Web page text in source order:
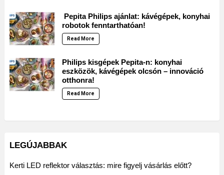
Pepita Philips ajánlat: kávégépek, konyhai
robotok fenntarthatóan!
Read More
Philips kisgépek Pepita-n: konyhai
eszközök, kávégépek olcsón – innováció
otthonra!
Read More
LEGÚJABBAK
Kerti LED reflektor választás: mire figyelj vásárlás előtt?